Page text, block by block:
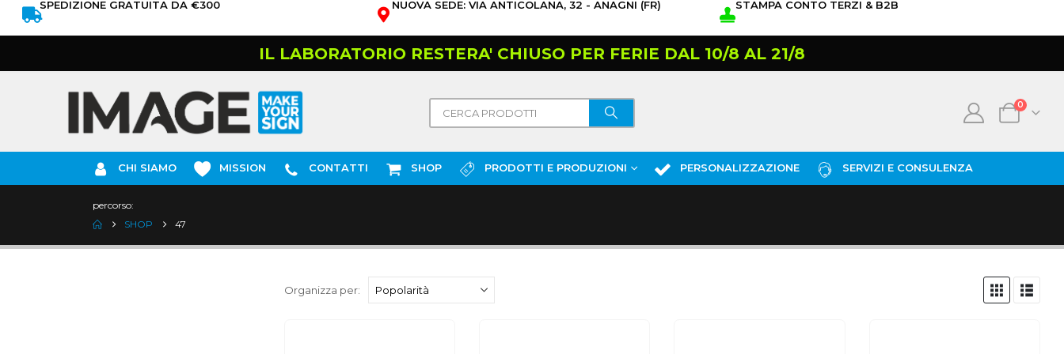
SPEDIZIONE GRATUITA DA €300 NUOVA SEDE: VIA ANTICOLANA, 32 - ANAGNI (FR) STAMPA CONTO TERZI & B2B
IL LABORATORIO RESTERA' CHIUSO PER FERIE DAL 10/8 AL 21/8
0
CHI SIAMO MISSION CONTATTI SHOP PRODOTTI E PRODUZIONI PERSONALIZZAZIONE SERVIZI E CONSULENZA
percorso:
SHOP
47
Organizza per: